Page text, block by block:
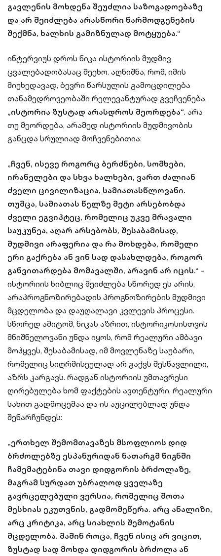
გავლენის მოხდენა შეუძლია საზოგადოებაზე
და არ შეიძლება არასწორი წარმოდგენების
შექმნა, ხალხის გამიზნულად მოტყუება.“
ინტერვიუს დროს ნიკა ისტორიის მუდმივ
ცვალებადობასაც შეეხო. აღნიშნა, რომ, იმის
მიუხედავად, ბევრი წარსულის გამოცდილება
თანამედროვეობაში რელევანტურად გვეჩვენება,
„ისტორია ზუსტად არასდროს მეორდება“. არა
თუ მეორდება, არამედ ისტორიის მუდმივობის
განცდა სრულიად მოჩვენებითია:
„ჩვენ, ისევე როგორც ბერძნები, სომხები,
ირანელები და სხვა ხალხები, ვართ ძალიან
ძველი ცივილიზაცია, სამიათასწლოვანი.
თუმცა, სამიათას წელზე მეტი არსებობდა
ძველი ეგვიპტეც, რომელიც უკვე მრავალი
საუკუნეა, აღარ არსებობს, შესაბამისად,
მუდმივი არაფერია და რა მოხდება, რომელი
ერი გაქრება ან ვინ სად დასახლდება, როგორ
განვითარდება მომავალში, არავინ არ იცის.“ -
ისტორიის ხიბლიც შეიძლება სწორედ ეს არის,
არაპროგნოზირებადის პროგნოზირების მუდმივი
მცდელობა და დაუღალავი კვლევის პროცესი.
სწორედ ამიტომ, ნიკას აზრით, ისტორიკოსისთვის
მნიშნელოვანი უნდა იყოს, რომ რეალური ამბავი
მოჰყვეს, შესაბამისად, იმ მოვლენაზე საუბარი,
რომელიც სიღრმისეულად არ გაქვს შესწავლილი,
აზრს კარგავს. რადგან ისტორიის უმთავრესი
ღირებულება ხომ ფაქტების ავთენტური, რეალური
სახით გადმოცემაა და ის აუცილებლად უნდა
შენარჩუნდეს:
„ერთხელ შემომთავაზეს მსოფლიოს დიდ
ბრძოლებზე ესპანურიდან ნათარგმ წიგნში
ჩამემატებინა თავი დიდგორის ბრძოლაზე,
მაგრამ სურდათ უბრალოდ ყველაზე
გავრცელებული ვერსია, რომელიც შოთა
მესხიას ეკუთვნის, გადმომეწერა. არც ანალიზი,
არც კრიტიკა, არც სიახლის შემოტანის
მცდელობა. მაშინ როცა, ჩვენ ისიც არ ვიცით,
ზუსტად სად მოხდა დიდგორის ბრძოლა ან